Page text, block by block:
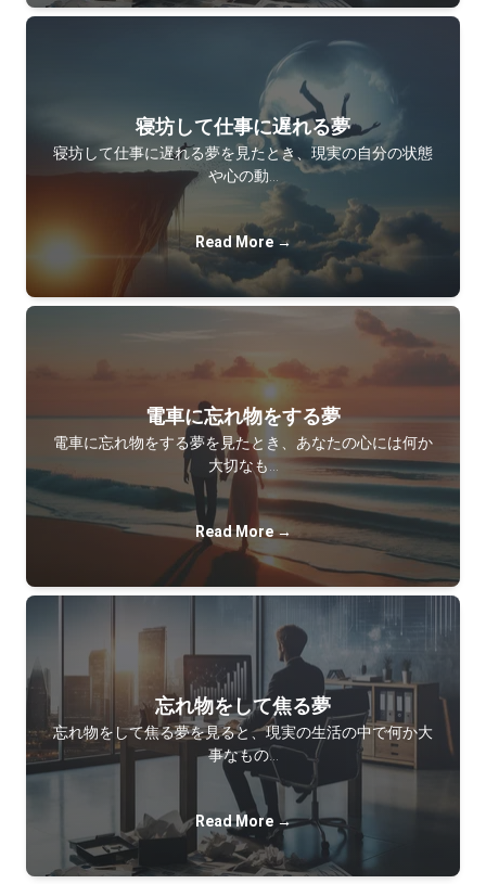
寝坊して仕事に遅れる夢
寝坊して仕事に遅れる夢を見たとき、現実の自分の状態
や心の動…
Read More →
電車に忘れ物をする夢
電車に忘れ物をする夢を見たとき、あなたの心には何か
大切なも…
Read More →
忘れ物をして焦る夢
忘れ物をして焦る夢を見ると、現実の生活の中で何か大
事なもの…
Read More →